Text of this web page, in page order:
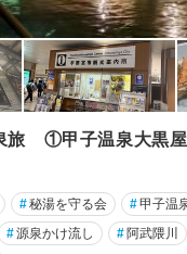
旅 ①甲子温泉大黒
#秘湯を守る会 #甲子温
#源泉かけ流し # 阿武隈川